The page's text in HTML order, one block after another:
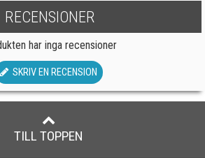
RECENSIONER
har inga recensioner
SKRIV EN RECENSION
TILL TOPPEN